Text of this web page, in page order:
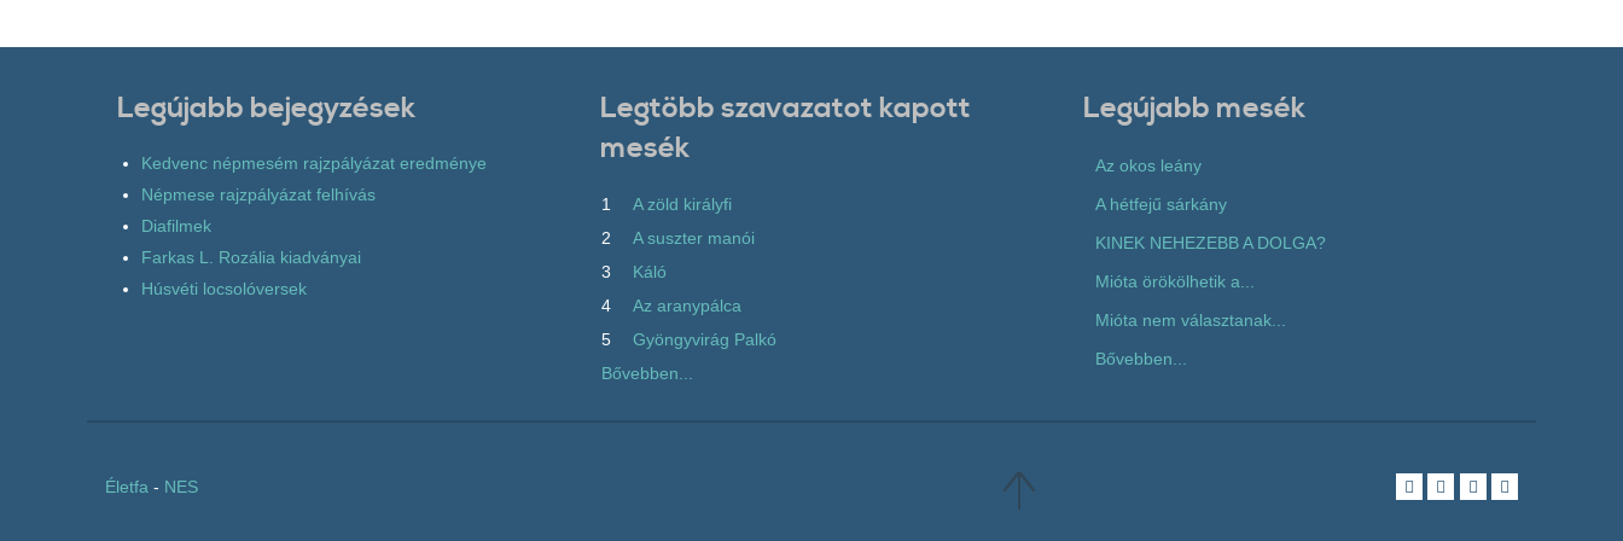
Legújabb bejegyzések
Kedvenc népmesém rajzpályázat eredménye
Népmese rajzpályázat felhívás
Diafilmek
Farkas L. Rozália kiadványai
Húsvéti locsolóversek
Legtöbb szavazatot kapott
mesék
1
A zöld királyfi
2
A suszter manói
3
Káló
4
Az aranypálca
5
Gyöngyvirág Palkó
Bővebben...
Legújabb mesék
Az okos leány
A hétfejű sárkány
KINEK NEHEZEBB A DOLGA?
Mióta örökölhetik a...
Mióta nem választanak...
Bővebben...
Életfa - NES